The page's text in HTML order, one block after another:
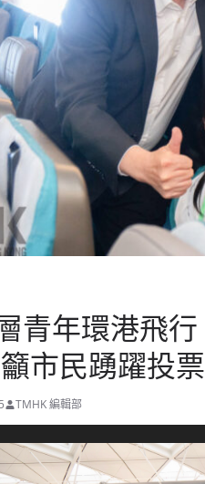
青年環港飛
市民踴躍投票
TMHK 編輯部